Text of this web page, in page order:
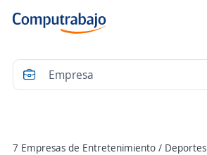
7 Empresas de Entretenimiento / Deportes